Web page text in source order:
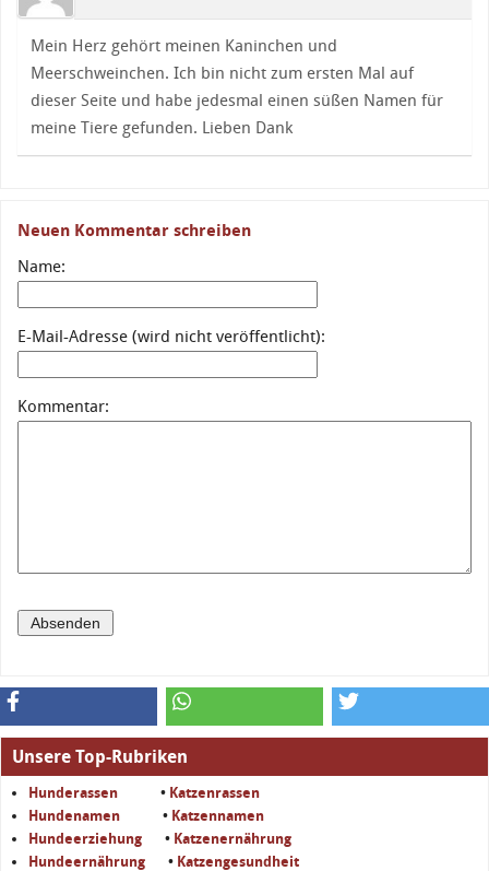
Mein Herz gehört meinen Kaninchen und
Meerschweinchen. Ich bin nicht zum ersten Mal auf
dieser Seite und habe jedesmal einen süßen Namen für
meine Tiere gefunden. Lieben Dank
Neuen Kommentar schreiben
Name:
E-Mail-Adresse (wird nicht veröffentlicht):
Kommentar:
Unsere Top-Rubriken
Hunderassen • Katzenrassen
Hundenamen
• Katzennamen
Hundeerziehung • Katzenernährung
Hundeernährung • Katzengesundheit